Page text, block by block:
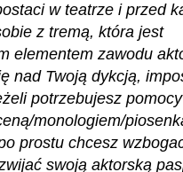
w teatrze i przed
z tremą, która jest
elementem zawodu
nad Twoją dykcją,
potrzebujesz
monologiem/
prostu chcesz
swoją aktorską